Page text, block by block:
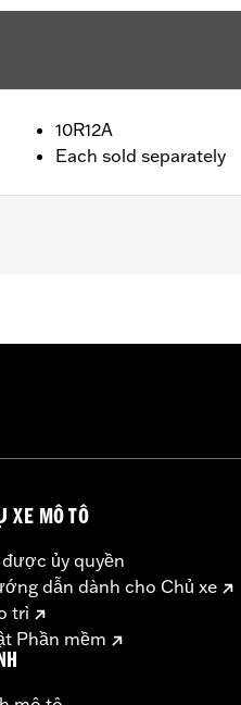
10R12A
Each sold separately
XE MÔ TÔ
ủy quyền
dẫn dành cho Chủ xe
trì
Phần mềm